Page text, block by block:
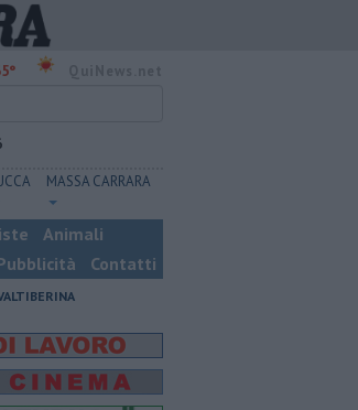
MASSA CARRARA
Animali
Contatti